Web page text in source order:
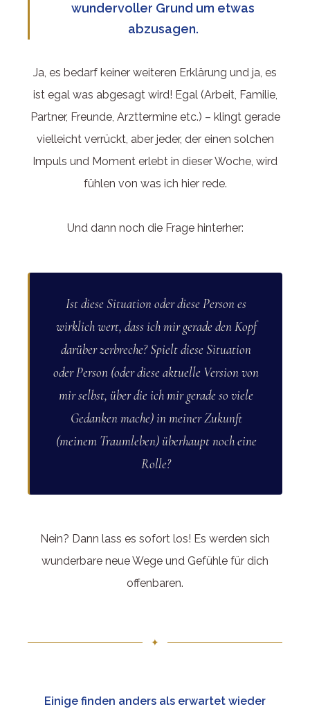
wundervoller Grund um etwas
abzusagen.
Ja, es bedarf keiner weiteren Erklärung und ja, es
ist egal was abgesagt wird! Egal (Arbeit, Familie,
Partner, Freunde, Arzttermine etc.) – klingt gerade
vielleicht verrückt, aber jeder, der einen solchen
Impuls und Moment erlebt in dieser Woche, wird
fühlen von was ich hier rede.
Und dann noch die Frage hinterher:
Ist diese Situation oder diese Person es
wirklich wert, dass ich mir gerade den Kopf
darüber zerbreche? Spielt diese Situation
oder Person (oder diese aktuelle Version von
mir selbst, über die ich mir gerade so viele
Gedanken mache) in meiner Zukunft
(meinem Traumleben) überhaupt noch eine
Rolle?
Nein? Dann lass es sofort los! Es werden sich
wunderbare neue Wege und Gefühle für dich
offenbaren.
✦
Einige finden anders als erwartet wieder